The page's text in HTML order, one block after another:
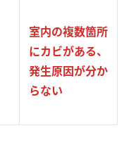
室内の複数箇所
にカビがある、
発生原因が分か
らない